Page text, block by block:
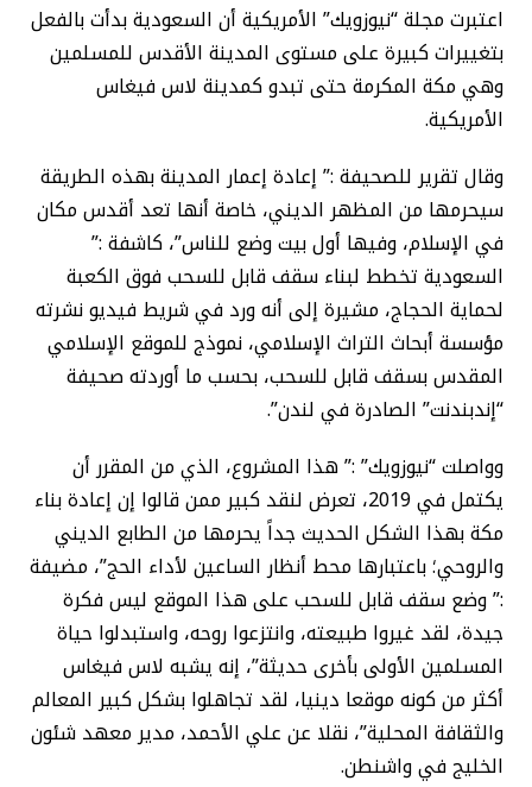
اعتبرت مجلة “نيوزويك” الأمريكية أن السعودية بدأت بالفعل
بتغييرات كبيرة على مستوى المدينة الأقدس للمسلمين
وهي مكة المكرمة حتى تبدو كمدينة لاس فيغاس
الأمريكية.
وقال تقرير للصحيفة :” إعادة إعمار المدينة بهذه الطريقة
سيحرمها من المظهر الديني، خاصة أنها تعد أقدس مكان
في الإسلام، وفيها أول بيت وضع للناس”، كاشفة :”
السعودية تخطط لبناء سقف قابل للسحب فوق الكعبة
لحماية الحجاج، مشيرة إلى أنه ورد في شريط فيديو نشرته
مؤسسة أبحاث التراث الإسلامي، نموذج للموقع الإسلامي
المقدس بسقف قابل للسحب، بحسب ما أوردته صحيفة
“إندبندنت” الصادرة في لندن”.
وواصلت “نيوزويك” :” هذا المشروع، الذي من المقرر أن
يكتمل في 2019، تعرض لنقد كبير ممن قالوا إن إعادة بناء
مكة بهذا الشكل الحديث جداً يحرمها من الطابع الديني
والروحي؛ باعتبارها محط أنظار الساعين لأداء الحج”، مضيفة
:” وضع سقف قابل للسحب على هذا الموقع ليس فكرة
جيدة، لقد غيروا طبيعته، وانتزعوا روحه، واستبدلوا حياة
المسلمين الأولى بأخرى حديثة”، إنه يشبه لاس فيغاس
أكثر من كونه موقعا دينيا، لقد تجاهلوا بشكل كبير المعالم
والثقافة المحلية”، نقلا عن علي الأحمد، مدير معهد شئون
الخليج في واشنطن.